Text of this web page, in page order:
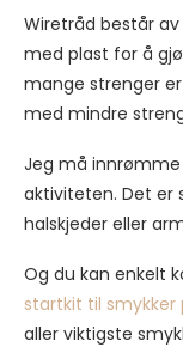
Wiretråd består
med plast for å
mange strenger
med mindre
Jeg må
aktiviteten. Det er
halskjeder eller
Og du kan enkelt
startkit til smykker
aller viktigste